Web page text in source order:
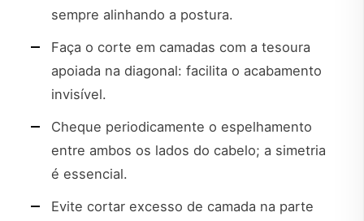
sempre alinhando a postura.
Faça o corte em camadas com a tesoura
apoiada na diagonal: facilita o acabamento
invisível.
Cheque periodicamente o espelhamento
entre ambos os lados do cabelo; a simetria
é essencial.
Evite cortar excesso de camada na parte